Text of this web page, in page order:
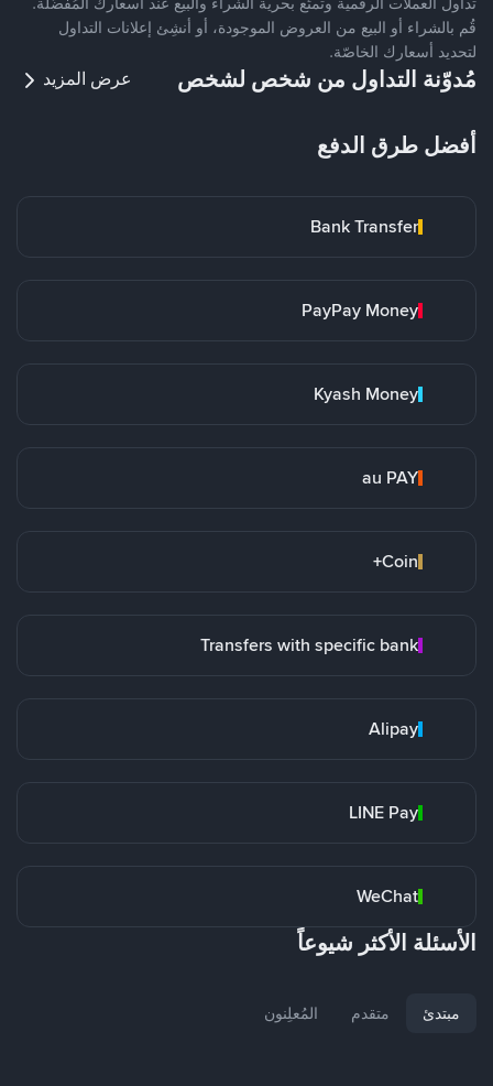
قُم بالشراء أو البيع من العروض الموجودة، أو أنشِئ إعلانات التداول
لتحديد أسعارك الخاصّة.
مُدوّنة التداول من شخص لشخص عرض المزيد
أفضل طرق الدفع
Bank Transfer
PayPay Money
Kyash Money
au PAY
Coin+
Transfers with specific bank
Alipay
LINE Pay
WeChat
الأسئلة الأكثر شيوعاً
مبتدئ متقدم المُعلِنون